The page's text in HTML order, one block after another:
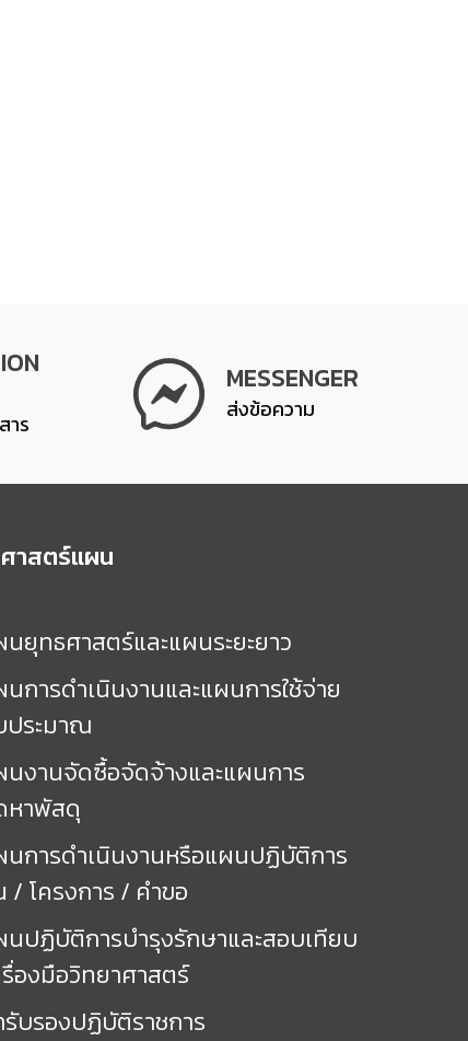
าร
MESSENGER
ส่งข้อความ
าสตร์แผน
นยุทธศาสตร์และแผนระยะยาว
นการดำเนินงานและแผนการใช้จ่าย
ประมาณ
นงานจัดซื้อจัดจ้างและแผนการ
หาพัสดุ
นการดำเนินงานหรือแผนปฏิบัติการ
/ โครงการ / คำขอ
นปฏิบัติการบำรุงรักษาและสอบเทียบ
รื่องมือวิทยาศาสตร์
รับรองปฏิบัติราชการ